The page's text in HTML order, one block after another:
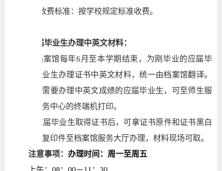
收费标准：按学校规定标准收费。
应届毕业生办理中英文材料：
档案馆每年6月至本学期结束，为刚毕业的应届毕
业生办理证书中英文材料，统一由档案馆翻译。
需要办理中英文成绩的应届毕业生，可至师生服
务中心的终端机打印。
应届毕业生取得证书后，可拿证书原件和证书黑白
复印件至档案馆服务大厅办理，材料现场可取。
注意事项：办理时间：周一至周五